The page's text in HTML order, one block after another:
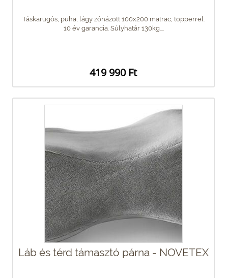
Táskarugós, puha, lágy zónázott 100x200 matrac, topperrel.
10 év garancia. Súlyhatár 130kg....
419 990 Ft
Láb és térd támasztó párna - NOVETEX